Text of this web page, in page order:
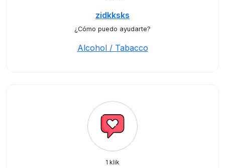
zidkksks
¿Cómo puedo ayudarte?
Alcohol / Tabacco
1 klik